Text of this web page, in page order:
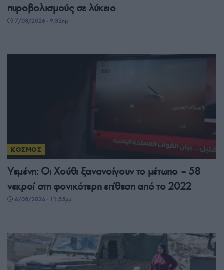
πυροβολισμούς σε λύκειο
7/08/2026 - 9:32πμ
ΚΟΣΜΟΣ
Υεμένη: Οι Χούθι ξανανοίγουν το μέτωπο – 58
νεκροί στη φονικότερη επίθεση από το 2022
6/08/2026 - 11:55μμ